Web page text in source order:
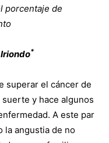
porcentaje de
*
superar el cáncer de
suerte y hace algunos
A este par
la angustia de no